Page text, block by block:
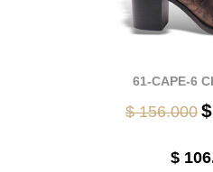
61-CAPE-6
$ 156.000
$